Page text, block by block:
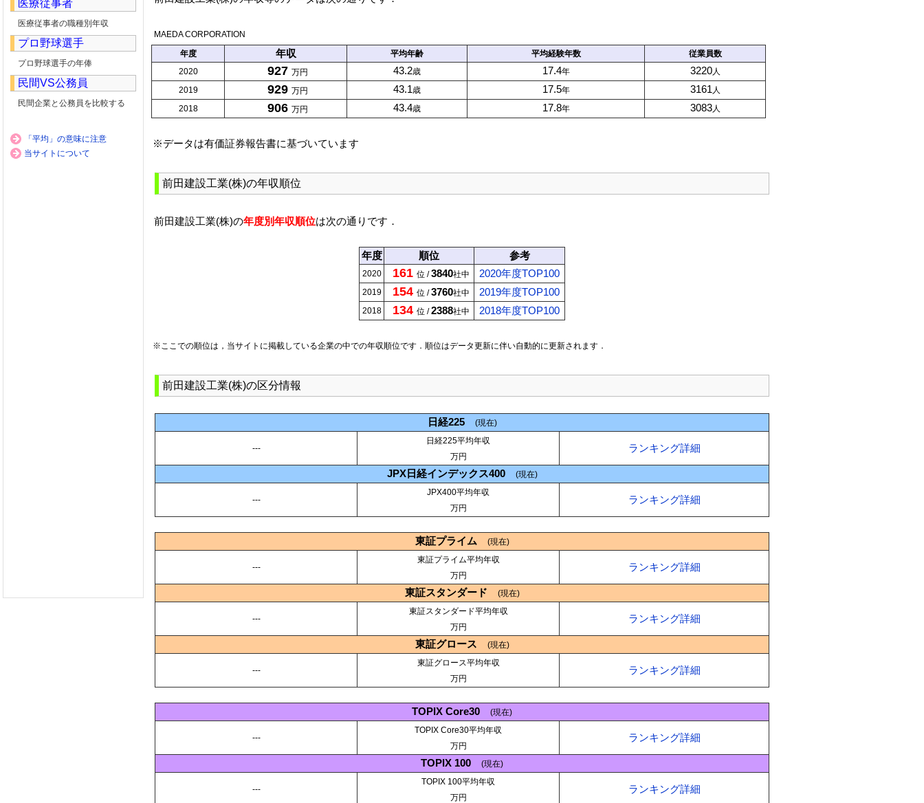
MAEDA CORPORATION
年度
年収 平均年齢 平均経験年数
従業員数
2020
927 万円 43.2歳 17.4年 3220人
2019
929 万円 43.1歳 17.5年 3161人
2018
906 万円 43.4歳 17.8年 3083人
※データは有価証券報告書に基づいています
前田建設工業(株)の年収順位
前田建設工業(株)の年度別年収順位は次の通りです．
年度 順位 参考
2020 161 位 /3840社中 2020年度TOP100
2019 154 位 /3760社中 2019年度TOP100
2018 134 位 /2388社中 2018年度TOP100
※ここでの順位は，当サイトに掲載している企業の中での年収順位です．順位はデータ更新に伴い自動的に更新されます．
前田建設工業(株)の区分情報
日経225 (現在)
---
日経225平均年収
万円
ランキング詳細
JPX日経インデックス400 (現在)
---
JPX400平均年収
万円
ランキング詳細
東証プライム (現在)
---
東証プライム平均年収
万円
ランキング詳細
東証スタンダード (現在)
---
東証スタンダード平均年収
万円
ランキング詳細
東証グロース (現在)
---
東証グロース平均年収
万円
ランキング詳細
TOPIX Core30 (現在)
---
TOPIX Core30平均年収
万円
ランキング詳細
TOPIX 100 (現在)
---
TOPIX 100平均年収
万円
ランキング詳細
医療従事者
医療従事者の職種別年収
プロ野球選手
プロ野球選手の年俸
民間VS公務員
民間企業と公務員を比較する
「平均」の意味に注意
当サイトについて